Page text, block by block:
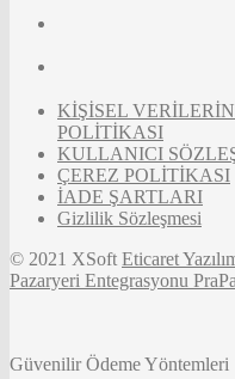
KİŞİSEL
POLİTİKASI
KULLANICI
ÇEREZ POLİTİKASI
İADE ŞARTLARI
Gizlilik Sözleşmesi
© 2021 XSoft Eticaret
Pazaryeri Entegrasyonu
Güvenilir Ödeme Yöntemleri